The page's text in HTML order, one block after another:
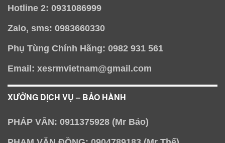
Hotline 2: 0931086999
Zalo, sms: 0983660330
Phụ Tùng Chính Hãng: 0982 931 561
Email: xesrmvietnam@gmail.com
XƯỞNG DỊCH VỤ – BẢO HÀNH
PHÁP VÂN: 0911375928 (Mr Bảo)